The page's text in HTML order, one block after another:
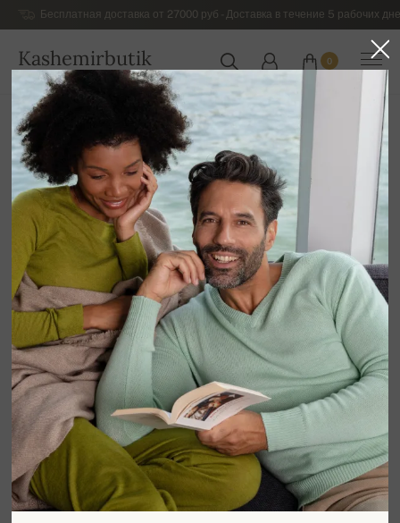
Бесплатная доставка от 27000 руб - Доставка в течение 5 рабочих
Kashemirbutik
РОССИЯ
0
Главная
Роскошный кашемировый трикотаж для женщин
Кашемировые пуловеры для Женщин